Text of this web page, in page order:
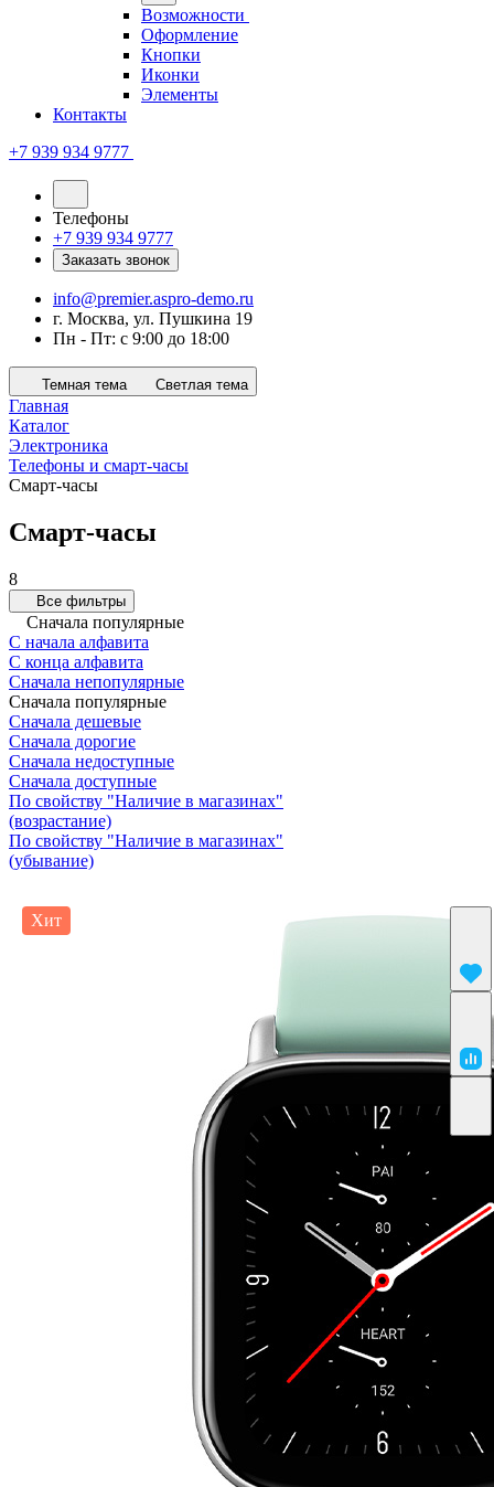
Возможности
Оформление
Кнопки
Иконки
Элементы
Контакты
+7 939 934 9777
Телефоны
+7 939 934 9777
Заказать звонок
info@premier.aspro-demo.ru
г. Москва, ул. Пушкина 19
Пн - Пт: с 9:00 до 18:00
Темная тема Светлая тема
Главная
Каталог
Электроника
Телефоны и смарт-часы
Смарт-часы
Смарт-часы
8
Все фильтры
Сначала популярные
С начала алфавита
С конца алфавита
Сначала непопулярные
Сначала популярные
Сначала дешевые
Сначала дорогие
Сначала недоступные
Сначала доступные
По свойству "Наличие в магазинах"
(возрастание)
По свойству "Наличие в магазинах"
(убывание)
Хит